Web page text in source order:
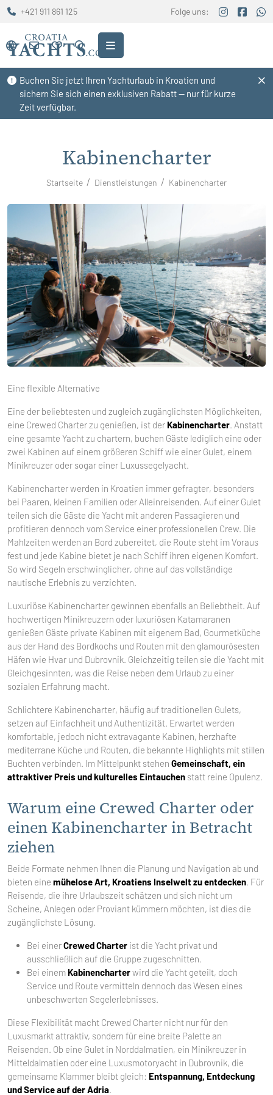
Buchen Sie jetzt Ihren Yachturlaub in Kroatien und
sichern Sie sich einen exklusiven Rabatt — nur für kurze
Zeit verfügbar.
+421 911 861 125 Folge uns:
Kabinencharter
Startseite Dienstleistungen Kabinencharter
Eine flexible Alternative
Eine der beliebtesten und zugleich zugänglichsten Möglichkeiten,
eine Crewed Charter zu genießen, ist der Kabinencharter. Anstatt
eine gesamte Yacht zu chartern, buchen Gäste lediglich eine oder
zwei Kabinen auf einem größeren Schiff wie einer Gulet, einem
Minikreuzer oder sogar einer Luxussegelyacht.
Kabinencharter werden in Kroatien immer gefragter, besonders
bei Paaren, kleinen Familien oder Alleinreisenden. Auf einer Gulet
teilen sich die Gäste die Yacht mit anderen Passagieren und
profitieren dennoch vom Service einer professionellen Crew. Die
Mahlzeiten werden an Bord zubereitet, die Route steht im Voraus
fest und jede Kabine bietet je nach Schiff ihren eigenen Komfort.
So wird Segeln erschwinglicher, ohne auf das vollständige
nautische Erlebnis zu verzichten.
Luxuriöse Kabinencharter gewinnen ebenfalls an Beliebtheit. Auf
hochwertigen Minikreuzern oder luxuriösen Katamaranen
genießen Gäste private Kabinen mit eigenem Bad, Gourmetküche
aus der Hand des Bordkochs und Routen mit den glamourösesten
Häfen wie Hvar und Dubrovnik. Gleichzeitig teilen sie die Yacht mit
Gleichgesinnten, was die Reise neben dem Urlaub zu einer
sozialen Erfahrung macht.
Schlichtere Kabinencharter, häufig auf traditionellen Gulets,
setzen auf Einfachheit und Authentizität. Erwartet werden
komfortable, jedoch nicht extravagante Kabinen, herzhafte
mediterrane Küche und Routen, die bekannte Highlights mit stillen
Buchten verbinden. Im Mittelpunkt stehen Gemeinschaft, ein
attraktiver Preis und kulturelles Eintauchen statt reine Opulenz.
Warum eine Crewed Charter oder
einen Kabinencharter in Betracht
ziehen
Beide Formate nehmen Ihnen die Planung und Navigation ab und
bieten eine mühelose Art, Kroatiens Inselwelt zu entdecken. Für
Reisende, die ihre Urlaubszeit schätzen und sich nicht um
Scheine, Anlegen oder Proviant kümmern möchten, ist dies die
zugänglichste Lösung.
Bei einerCrewed Charter ist die Yacht privat und
ausschließlich auf die Gruppe zugeschnitten.
Bei einem Kabinencharterwird die Yacht geteilt, doch
Service und Route vermitteln dennoch das Wesen eines
unbeschwerten Segelerlebnisses.
Diese Flexibilität macht Crewed Charter nicht nur für den
Luxusmarkt attraktiv, sondern für eine breite Palette an
Reisenden. Ob eine Gulet in Norddalmatien, ein Minikreuzer in
Mitteldalmatien oder eine Luxusmotoryacht in Dubrovnik, die
gemeinsame Klammer bleibt gleich: Entspannung, Entdeckung
und Service auf der Adria.